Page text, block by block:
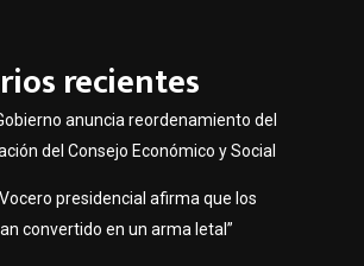
recientes
anuncia reordenamiento del
del Consejo Económico y Social
Vocero presidencial afirma que los
convertido en un arma letal”